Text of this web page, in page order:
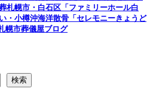
札幌市・白石区「ファミリーホール白
・小樽沖海洋散骨「セレモニーきょうど
幌市葬儀屋ブログ
検索